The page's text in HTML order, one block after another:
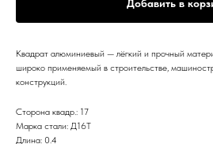
Добавить в
Квадрат алюминиевый — лёгкий и прочный
широко применяемый в строительстве,
конструкций.
Сторона квадр.: 17
Марка стали: Д16Т
Длина: 0.4